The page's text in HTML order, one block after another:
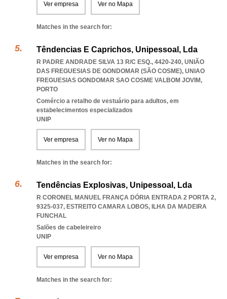
Ver empresa Ver no Mapa
Matches in the search for:
Têndencias E Caprichos, Unipessoal, Lda
R PADRE ANDRADE SILVA 13 R/C ESQ., 4420-240, UNIÃO
DAS FREGUESIAS DE GONDOMAR (SÃO COSME), UNIAO
FREGUESIAS GONDOMAR SAO COSME VALBOM JOVIM,
PORTO
Comércio a retalho de vestuário para adultos, em
estabelecimentos especializados
UNIP
Ver empresa Ver no Mapa
Matches in the search for:
Tendências Explosivas, Unipessoal, Lda
R CORONEL MANUEL FRANÇA DÓRIA ENTRADA 2 PORTA 2,
9325-037, ESTREITO CAMARA LOBOS, ILHA DA MADEIRA
FUNCHAL
Salões de cabeleireiro
UNIP
Ver empresa Ver no Mapa
Matches in the search for: